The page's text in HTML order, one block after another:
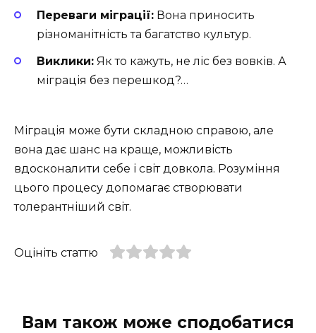
Переваги міграції: Вона приносить
різноманітність та багатство культур.
Виклики: Як то кажуть, не ліс без вовків. А
міграція без перешкод?…
Міграція може бути складною справою, але
вона дає шанс на краще, можливість
вдосконалити себе і світ довкола. Розуміння
цього процесу допомагає створювати
толерантніший світ.
Оцініть статтю
Вам також може сподобатися